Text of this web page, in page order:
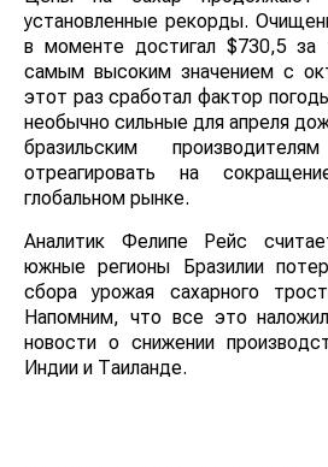
установленные рекорды.
в моменте достигал $730,5 за
самым высоким значением с
этот раз сработал фактор
необычно сильные для апреля
бразильским
отреагировать на
глобальном рынке.
Аналитик Фелипе Рейс
южные регионы Бразилии
сбора урожая сахарного
Напомним, что все это
новости о снижении
Индии и Таиланде.